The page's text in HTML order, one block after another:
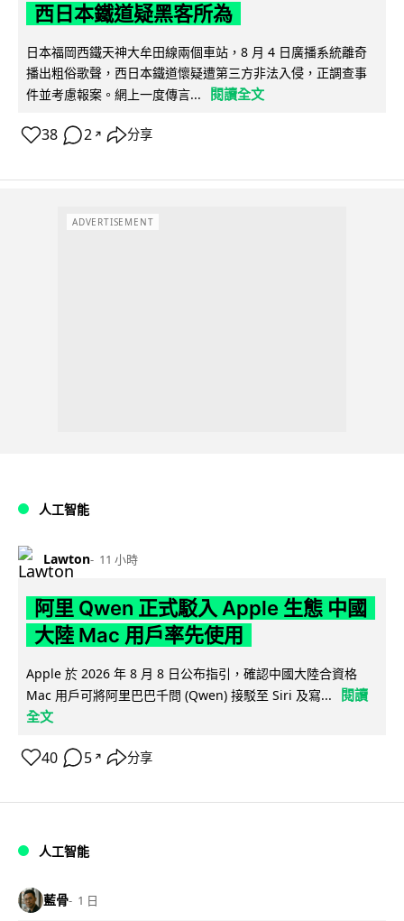
西日本鐵道疑黑客所為
日本福岡西鐵天神大牟田線兩個車站，8 月 4 日廣播系統離奇
播出粗俗歌聲，西日本鐵道懷疑遭第三方非法入侵，正調查事
件並考慮報案。網上一度傳言...
閱讀全文
38 2 ↗ 分享
ADVERTISEMENT
人工智能
Lawton 11 小時
阿里 Qwen 正式駁入 Apple 生態 中國
大陸 Mac 用戶率先使用
Apple 於 2026 年 8 月 8 日公布指引，確認中國大陸合資格
Mac 用戶可將阿里巴巴千問 (Qwen) 接駁至 Siri 及寫...
閱讀
全文
40 5 ↗ 分享
人工智能
藍骨 1 日